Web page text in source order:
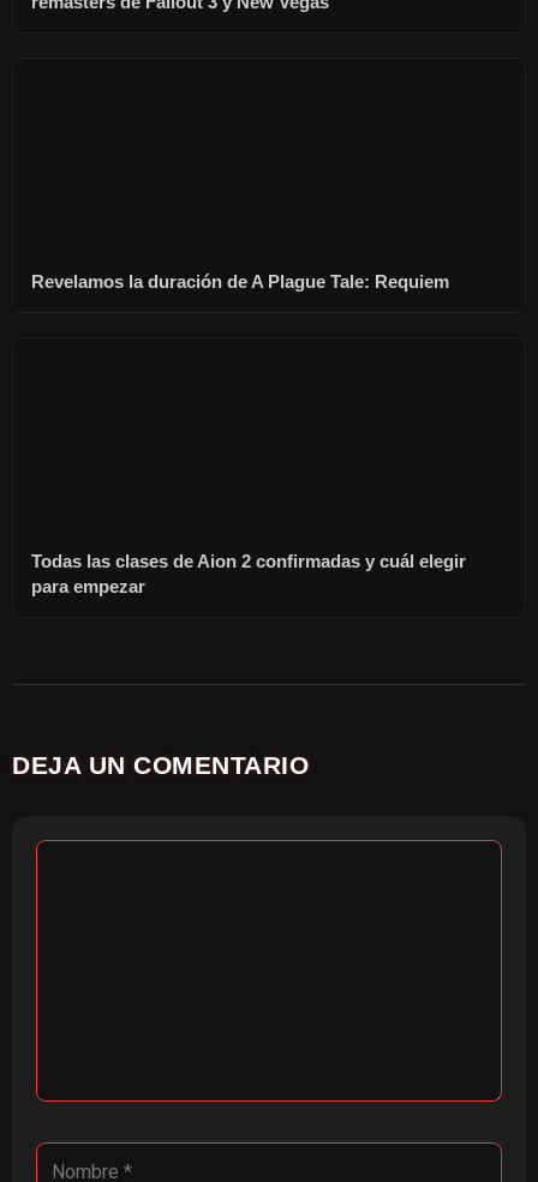
Revelamos la duración de A Plague Tale: Requiem
Todas las clases de Aion 2 confirmadas y cuál elegir
para empezar
DEJA UN COMENTARIO